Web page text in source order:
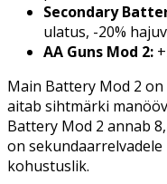
Secondary
ulatus, -20%
AA Guns Mod 2:
Main Battery Mod 2
aitab sihtmärki
Battery Mod 2 annab
on
kohustuslik.